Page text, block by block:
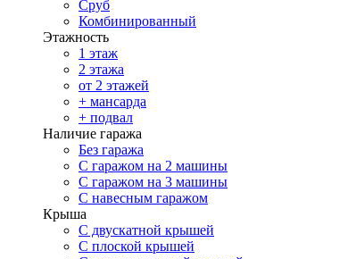
Сруб
Комбинированный
Этажность
1 этаж
2 этажа
от 2 этажей
+ мансарда
+ подвал
Наличие гаража
Без гаража
С гаражом на 2 машины
С гаражом на 3 машины
С навесным гаражом
Крыша
С двускатной крышей
С плоской крышей